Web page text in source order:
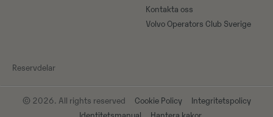
Kontakta oss
Volvo Operators Club Sverige
Reservdelar
© 2026. All rights reserved Cookie Policy
Integritetspolicy